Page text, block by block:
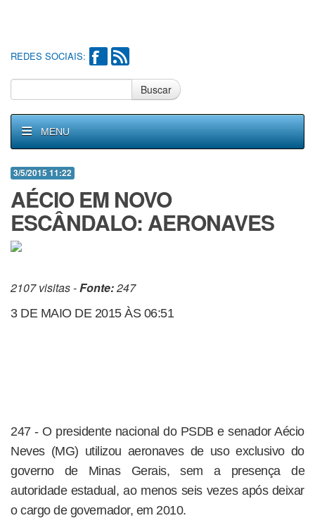
REDES SOCIAIS:
Buscar
MENU
3/5/2015 11:22
AÉCIO EM NOVO
ESCÂNDALO: AERONAVES
2107 visitas -Fonte:247
3 DE MAIO DE 2015 ÀS 06:51
247 - O presidente nacional do PSDB e senador Aécio
Neves (MG) utilizou aeronaves de uso exclusivo do
governo de Minas Gerais, sem a presença de
autoridade estadual, ao menos seis vezes após deixar
o cargo de governador, em 2010.